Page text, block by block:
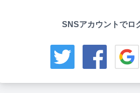
SNSアカウントでロ